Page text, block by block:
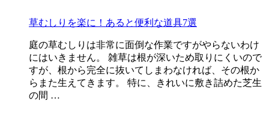
草むしりを楽に！あると便利な道具7選
庭の草むしりは非常に面倒な作業ですがやらないわけ
にはいきません。 雑草は根が深いため取りにくいので
すが、根から完全に抜いてしまわなければ、その根か
らまた生えてきます。 特に、きれいに敷き詰めた芝生
の間 …